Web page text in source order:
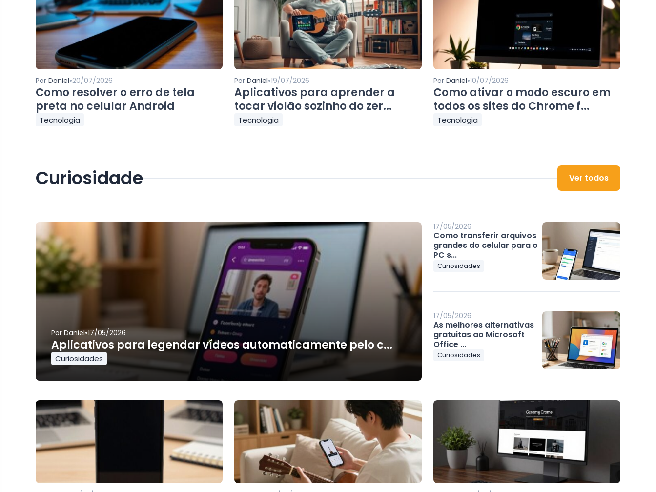
Por Daniel•20/07/2026
Como resolver o erro de tela
preta no celular Android
Tecnologia
PorDaniel•19/07/2026
Aplicativos para aprender a
tocar violão sozinho do zer...
Tecnologia
Por Daniel•10/07/2026
Como ativar o modo escuro em
todos os sites do Chrome f...
Tecnologia
Curiosidade Ver todos
Por Daniel•17/05/2026
Aplicativos para legendar vídeos automaticamente pelo c...
Curiosidades
17/05/2026
Como transferir arquivos
grandes do celular para o
PC s...
Curiosidades
17/05/2026
As melhores alternativas
gratuitas ao Microsoft
Office ...
Curiosidades